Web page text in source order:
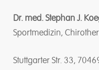
Dr. med. Stephan J.
Sportmedizin,
Stuttgarter Str. 33,